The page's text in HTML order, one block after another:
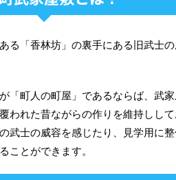
る「香林坊」の裏手にある旧武士
「町人の町屋」であるならば、武
われた昔ながらの作りを維持しし
武士の威容を感じたり、見学用に
ことができます。